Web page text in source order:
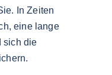
In Zeiten
eine lange
sich die